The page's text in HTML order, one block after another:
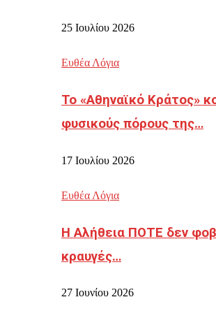
25 Ιουλίου 2026
Ευθέα Λόγια
Το «Αθηναϊκό Κράτος»
φυσικούς πόρους της…
17 Ιουλίου 2026
Ευθέα Λόγια
Η Αλήθεια ΠΟΤΕ δεν
κραυγές…
27 Ιουνίου 2026